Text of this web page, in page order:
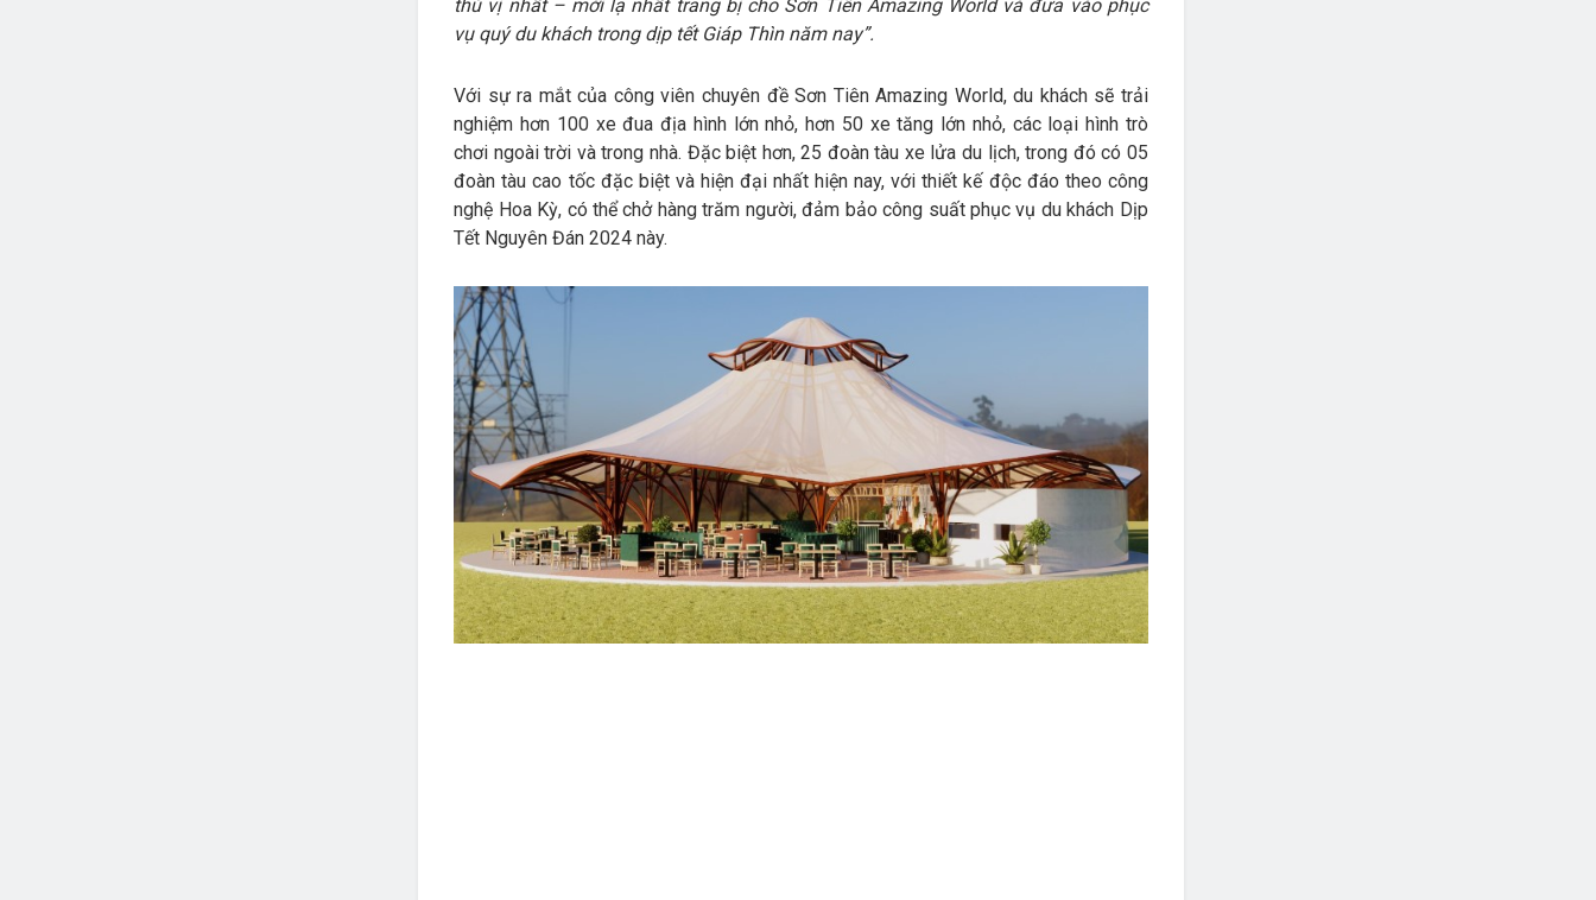
thú vị nhất – mới lạ nhất trang bị cho Sơn Tiên Amazing World và đưa vào phục
vụ quý du khách trong dịp tết Giáp Thìn năm nay”.
Với sự ra mắt của công viên chuyên đề Sơn Tiên Amazing World, du khách sẽ trải
nghiệm hơn 100 xe đua địa hình lớn nhỏ, hơn 50 xe tăng lớn nhỏ, các loại hình trò
chơi ngoài trời và trong nhà. Đặc biệt hơn, 25 đoàn tàu xe lửa du lịch, trong đó có 05
đoàn tàu cao tốc đặc biệt và hiện đại nhất hiện nay, với thiết kế độc đáo theo công
nghệ Hoa Kỳ, có thể chở hàng trăm người, đảm bảo công suất phục vụ du khách Dịp
Tết Nguyên Đán 2024 này.